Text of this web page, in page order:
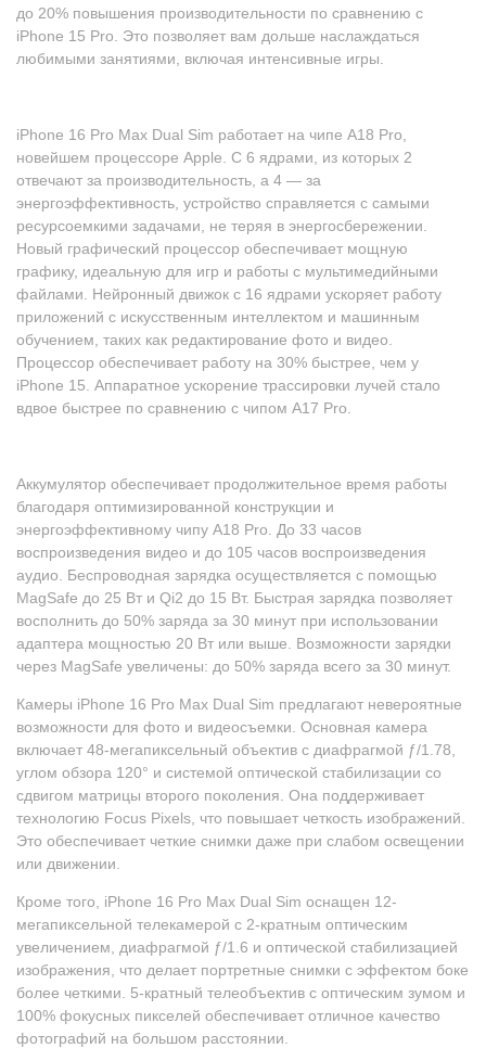
до 20% повышения производительности по сравнению с
iPhone 15 Pro. Это позволяет вам дольше наслаждаться
любимыми занятиями, включая интенсивные игры.
iPhone 16 Pro Max Dual Sim работает на чипе A18 Pro,
новейшем процессоре Apple. С 6 ядрами, из которых 2
отвечают за производительность, а 4 — за
энергоэффективность, устройство справляется с самыми
ресурсоемкими задачами, не теряя в энергосбережении.
Новый графический процессор обеспечивает мощную
графику, идеальную для игр и работы с мультимедийными
файлами. Нейронный движок с 16 ядрами ускоряет работу
приложений с искусственным интеллектом и машинным
обучением, таких как редактирование фото и видео.
Процессор обеспечивает работу на 30% быстрее, чем у
iPhone 15. Аппаратное ускорение трассировки лучей стало
вдвое быстрее по сравнению с чипом A17 Pro.
Аккумулятор обеспечивает продолжительное время работы
благодаря оптимизированной конструкции и
энергоэффективному чипу A18 Pro. До 33 часов
воспроизведения видео и до 105 часов воспроизведения
аудио. Беспроводная зарядка осуществляется с помощью
MagSafe до 25 Вт и Qi2 до 15 Вт. Быстрая зарядка позволяет
восполнить до 50% заряда за 30 минут при использовании
адаптера мощностью 20 Вт или выше. Возможности зарядки
через MagSafe увеличены: до 50% заряда всего за 30 минут.
Камеры iPhone 16 Pro Max Dual Sim предлагают невероятные
возможности для фото и видеосъемки. Основная камера
включает 48-мегапиксельный объектив с диафрагмой ƒ/1.78,
углом обзора 120° и системой оптической стабилизации со
сдвигом матрицы второго поколения. Она поддерживает
технологию Focus Pixels, что повышает четкость изображений.
Это обеспечивает четкие снимки даже при слабом освещении
или движении.
Кроме того, iPhone 16 Pro Max Dual Sim оснащен 12-
мегапиксельной телекамерой с 2-кратным оптическим
увеличением, диафрагмой ƒ/1.6 и оптической стабилизацией
изображения, что делает портретные снимки с эффектом боке
более четкими. 5-кратный телеобъектив с оптическим зумом и
100% фокусных пикселей обеспечивает отличное качество
фотографий на большом расстоянии.